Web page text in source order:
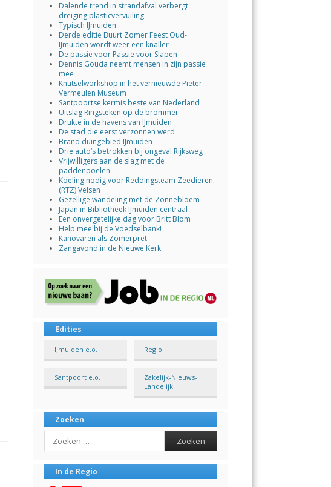
Dalende trend in strandafval verbergt
dreiging plasticvervuiling
Typisch IJmuiden
Derde editie Buurt Zomer Feest Oud-
IJmuiden wordt weer een knaller
De passie voor Passie voor Slapen
Dennis Gouda neemt mensen in zijn passie
mee
Knutselworkshop in het vernieuwde Pieter
Vermeulen Museum
Santpoortse kermis beste van Nederland
Uitslag Ringsteken op de brommer
Drukte in de havens van IJmuiden
De stad die eerst verzonnen werd
Brand duingebied IJmuiden
Drie auto’s betrokken bij ongeval Rijksweg
Vrijwilligers aan de slag met de
paddenpoelen
Koeling nodig voor Reddingsteam Zeedieren
(RTZ) Velsen
Gezellige wandeling met de Zonnebloem
Japan in Bibliotheek IJmuiden centraal
Een onvergetelijke dag voor Britt Blom
Help mee bij de Voedselbank!
Kanovaren als Zomerpret
Zangavond in de Nieuwe Kerk
Edities
IJmuiden e.o. Regio
Santpoort e.o.
Zakelijk-Nieuws-
Landelijk
Zoeken
Search
In de Regio